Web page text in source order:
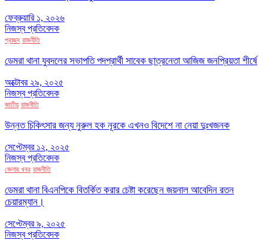
ফেব্রুয়ারি ১, ২০২৬
নিজস্ব প্রতিবেদক
প্রচ্ছদ রাজনীতি
ডেমরা থানা যুবদলের সভাপতি পদপ্রার্থী সাবেক ছাত্রনেতা আজিজ জনপ্রিয়তা শীর্ষে
অক্টোবর ২৯, ২০২৫
নিজস্ব প্রতিবেদক
জাতীয় রাজনীতি
উন্নত চিকিৎসার জন্য নুরুল হক নূরকে এখনও বিদেশে না নেয়া দুঃখজনক
সেপ্টেম্বর ১২, ২০২৫
নিজস্ব প্রতিবেদক
জেলার খবর রাজনীতি
ডেমরা থানা বিএনপিকে বিতর্কিত করার চেষ্টা করেছেন জয়নাল আবেদিন রতন
চেয়ারম্যান।
সেপ্টেম্বর ৯, ২০২৫
নিজস্ব প্রতিবেদক